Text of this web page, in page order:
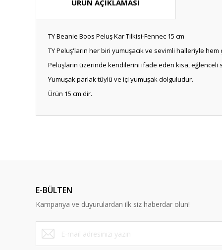
ÜRÜN AÇIKLAMASI
TY Beanie Boos Peluş Kar Tilkisi-Fennec 15 cm
TY Peluş'ların her biri yumuşacık ve sevimli halleriyle
Peluşların üzerinde kendilerini ifade eden kısa, eğlenceli
Yumuşak parlak tüylü ve içi yumuşak dolguludur.
Ürün 15 cm'dir.
Ürün bilgilerinde hatalar bulunuyor.
Ürün fiyatı diğer sitelerden daha pahalı.
Bu ürüne benzer farklı alternatifler olmalı.
E-BÜLTEN
Kampanya ve duyurulardan ilk siz haberdar olun!